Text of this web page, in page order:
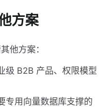
方案
他方案：
级 B2B 产品、权限模型
专用向量数据库支撑的